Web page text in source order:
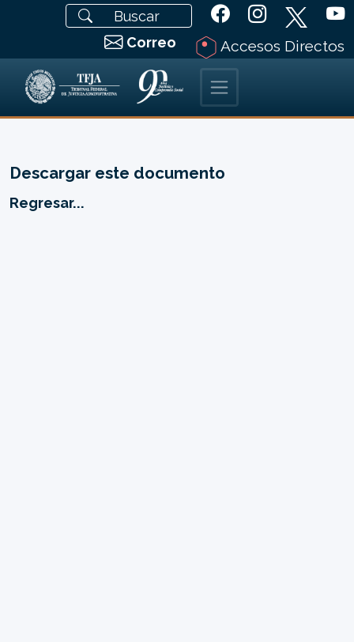
Correo Accesos Directos
Descargar este documento
Regresar...